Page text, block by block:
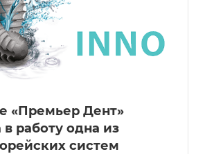
«Премьер Дент»
работу одна из
систем